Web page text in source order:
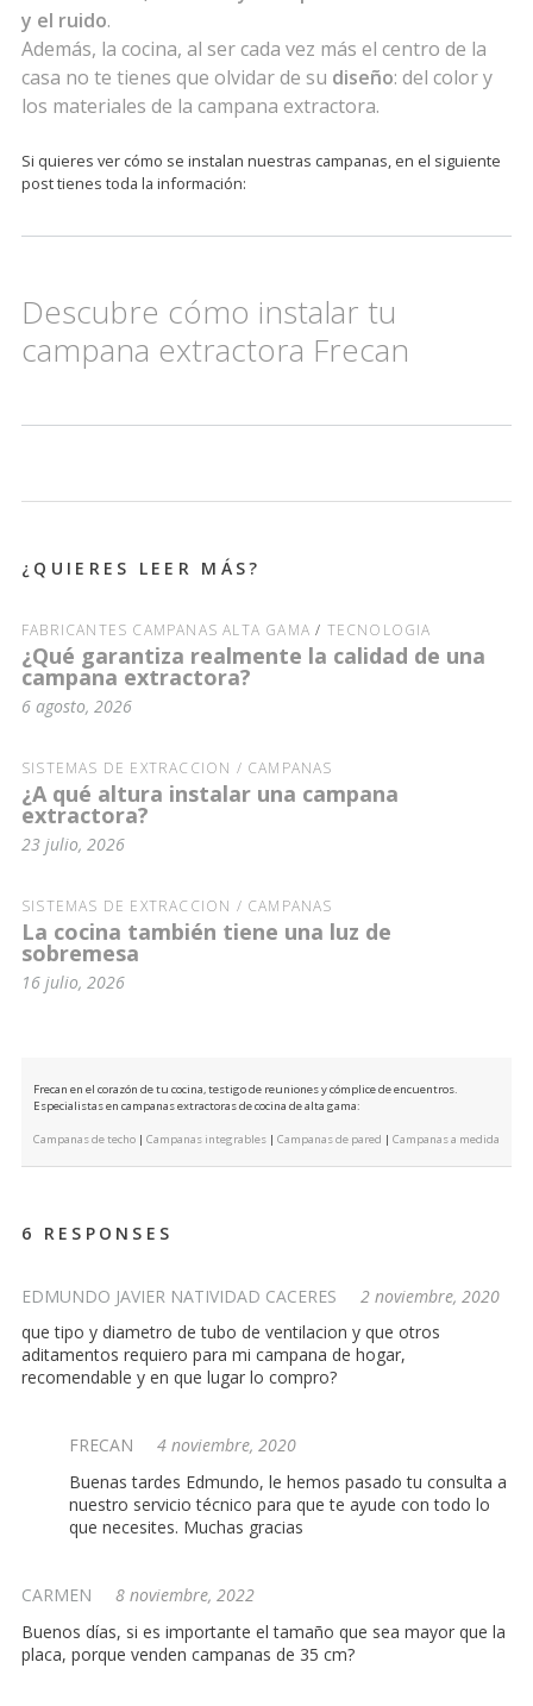
y el ruido.
Además, la cocina, al ser cada vez más el centro de la
casa no te tienes que olvidar de su diseño: del color y
los materiales de la campana extractora.
Si quieres ver cómo se instalan nuestras campanas, en el siguiente
post tienes toda la información:
Descubre cómo instalar tu
campana extractora Frecan
¿QUIERES LEER MÁS?
FABRICANTES CAMPANAS ALTA GAMA / TECNOLOGÍA
¿Qué garantiza realmente la calidad de una
campana extractora?
6 agosto, 2026
SISTEMAS DE EXTRACCIÓN / CAMPANAS
¿A qué altura instalar una campana
extractora?
23 julio, 2026
SISTEMAS DE EXTRACCIÓN / CAMPANAS
La cocina también tiene una luz de
sobremesa
16 julio, 2026
Frecan en el corazón de tu cocina, testigo de reuniones y cómplice de encuentros.
Especialistas en campanas extractoras de cocina de alta gama:
Campanas de techo | Campanas integrables | Campanas de pared | Campanas a medida
6 RESPONSES
EDMUNDO JAVIER NATIVIDAD CACERES
2 noviembre, 2020
que tipo y diametro de tubo de ventilacion y que otros
aditamentos requiero para mi campana de hogar,
recomendable y en que lugar lo compro?
FRECAN
4 noviembre, 2020
Buenas tardes Edmundo, le hemos pasado tu consulta a
nuestro servicio técnico para que te ayude con todo lo
que necesites. Muchas gracias
CARMEN
8 noviembre, 2022
Buenos días, si es importante el tamaño que sea mayor que la
placa, porque venden campanas de 35 cm?